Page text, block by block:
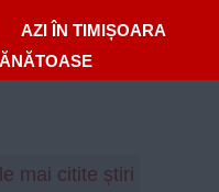
AZI ÎN TIMIȘOARA
mai citite știri